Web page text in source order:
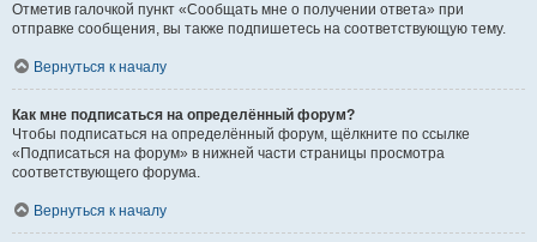
Отметив галочкой пункт «Сообщать мне о получении ответа» при
отправке сообщения, вы также подпишетесь на соответствующую тему.
Вернуться к началу
Как мне подписаться на определённый форум?
Чтобы подписаться на определённый форум, щёлкните по ссылке
«Подписаться на форум» в нижней части страницы просмотра
соответствующего форума.
Вернуться к началу